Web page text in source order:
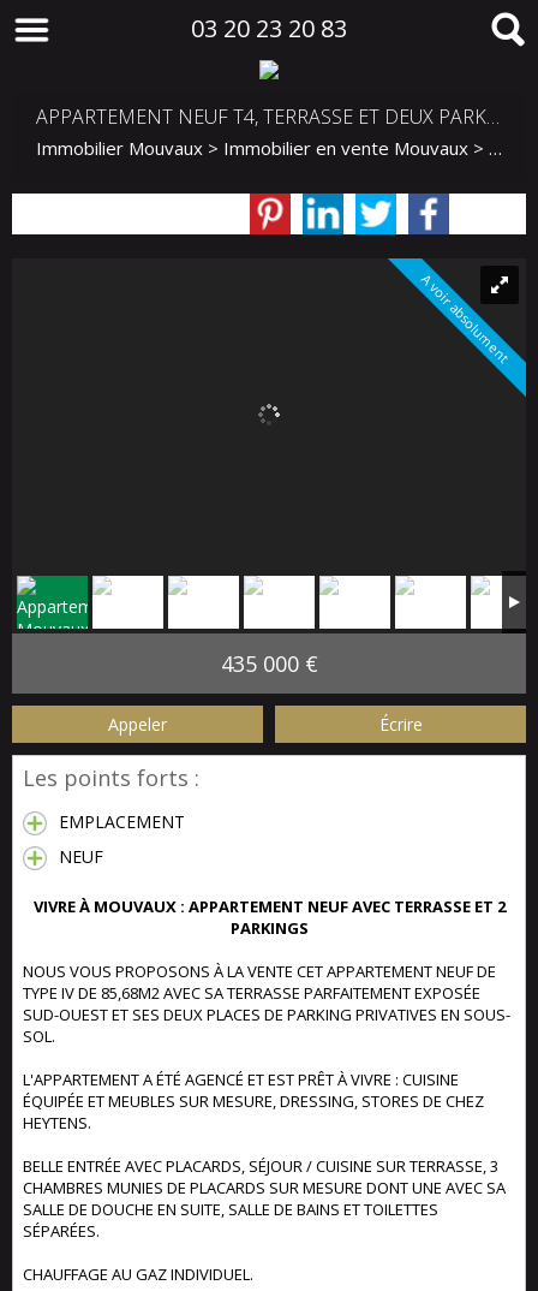
03 20 23 20 83
APPARTEMENT NEUF T4, TERRASSE ET DEUX PARKINGS EN SOUS-SOL
Immobilier Mouvaux > Immobilier en vente Mouvaux > T4
A voir absolument
435 000 €
Appeler Écrire
Les points forts :
EMPLACEMENT
NEUF
VIVRE À MOUVAUX : APPARTEMENT NEUF AVEC TERRASSE ET 2
PARKINGS
NOUS VOUS PROPOSONS À LA VENTE CET APPARTEMENT NEUF DE
TYPE IV DE 85,68M2 AVEC SA TERRASSE PARFAITEMENT EXPOSÉE
SUD-OUEST ET SES DEUX PLACES DE PARKING PRIVATIVES EN SOUS-
SOL.
L'APPARTEMENT A ÉTÉ AGENCÉ ET EST PRÊT À VIVRE : CUISINE
ÉQUIPÉE ET MEUBLES SUR MESURE, DRESSING, STORES DE CHEZ
HEYTENS.
BELLE ENTRÉE AVEC PLACARDS, SÉJOUR / CUISINE SUR TERRASSE, 3
CHAMBRES MUNIES DE PLACARDS SUR MESURE DONT UNE AVEC SA
SALLE DE DOUCHE EN SUITE, SALLE DE BAINS ET TOILETTES
SÉPARÉES.
CHAUFFAGE AU GAZ INDIVIDUEL.